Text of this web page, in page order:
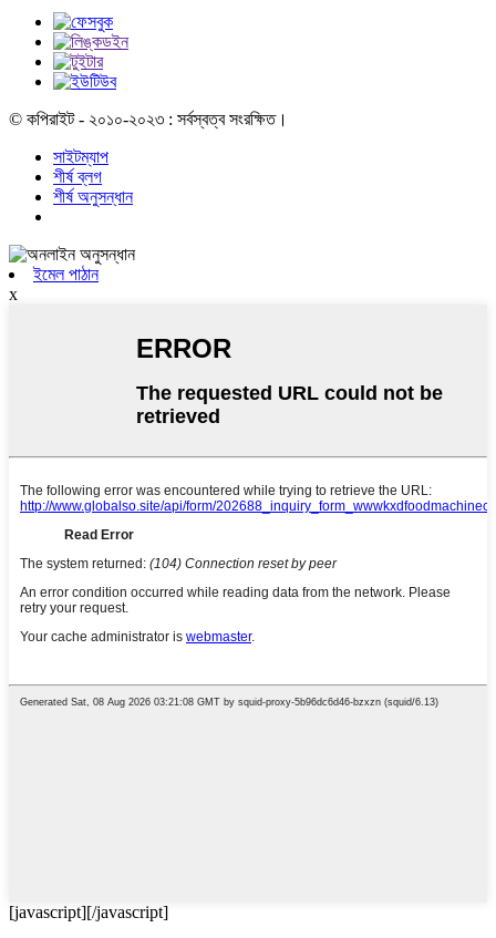
© কপিরাইট - ২০১০-২০২৩ : সর্বস্বত্ব সংরক্ষিত।
সাইটম্যাপ
শীর্ষ ব্লগ
শীর্ষ অনুসন্ধান
ইমেল পাঠান
x
[javascript][/javascript]